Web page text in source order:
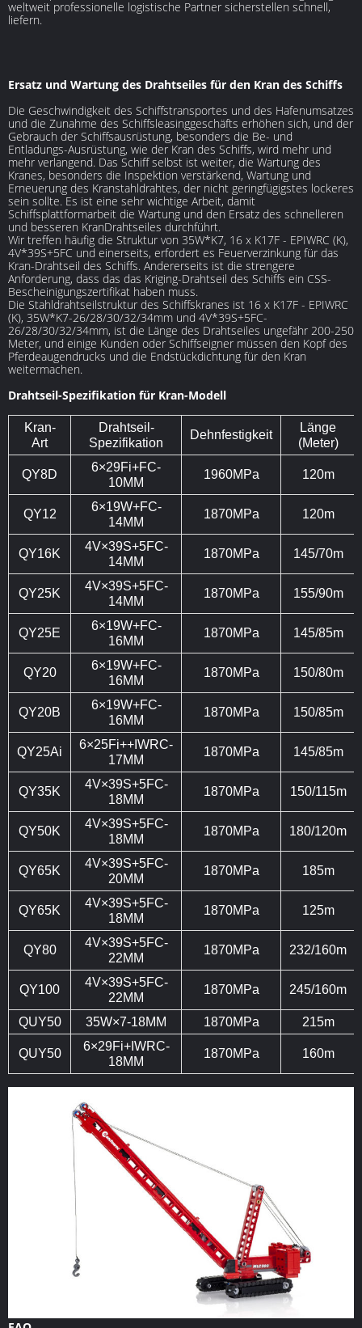
weltweit professionelle logistische Partner sicherstellen schnell,
liefern.
Ersatz und Wartung des Drahtseiles für den Kran des Schiffs
Die Geschwindigkeit des Schiffstransportes und des Hafenumsatzes
und die Zunahme des Schiffsleasinggeschäfts erhöhen sich, und der
Gebrauch der Schiffsausrüstung, besonders die Be- und
Entladungs-Ausrüstung, wie der Kran des Schiffs, wird mehr und
mehr verlangend. Das Schiff selbst ist weiter, die Wartung des
Kranes, besonders die Inspektion verstärkend, Wartung und
Erneuerung des Kranstahldrahtes, der nicht geringfügigstes lockeres
sein sollte. Es ist eine sehr wichtige Arbeit, damit
Schiffsplattformarbeit die Wartung und den Ersatz des schnelleren
und besseren KranDrahtseiles durchführt.
Wir treffen häufig die Struktur von 35W*K7, 16 x K17F - EPIWRC (K),
4V*39S+5FC und einerseits, erfordert es Feuerverzinkung für das
Kran-Drahtseil des Schiffs. Andererseits ist die strengere
Anforderung, dass das das Kriging-Drahtseil des Schiffs ein CSS-
Bescheinigungszertifikat haben muss.
Die Stahldrahtseilstruktur des Schiffskranes ist 16 x K17F - EPIWRC
(K), 35W*K7-26/28/30/32/34mm und 4V*39S+5FC-
26/28/30/32/34mm, ist die Länge des Drahtseiles ungefähr 200-250
Meter, und einige Kunden oder Schiffseigner müssen den Kopf des
Pferdeaugendrucks und die Endstückdichtung für den Kran
weitermachen.
Drahtseil-Spezifikation für Kran-Modell
Kran-
Art
Drahtseil-
Spezifikation
Dehnfestigkeit
Länge
(Meter)
QY8D
6×29Fi+FC-
10MM
1960MPa 120m
QY12
6×19W+FC-
14MM
1870MPa 120m
QY16K
4V×39S+5FC-
14MM
1870MPa 145/70m
QY25K
4V×39S+5FC-
14MM
1870MPa 155/90m
QY25E
6×19W+FC-
16MM
1870MPa 145/85m
QY20
6×19W+FC-
16MM
1870MPa 150/80m
QY20B
6×19W+FC-
16MM
1870MPa 150/85m
QY25Ai
6×25Fi++IWRC-
17MM
1870MPa 145/85m
QY35K
4V×39S+5FC-
18MM
1870MPa 150/115m
QY50K
4V×39S+5FC-
18MM
1870MPa 180/120m
QY65K
4V×39S+5FC-
20MM
1870MPa 185m
QY65K
4V×39S+5FC-
18MM
1870MPa 125m
QY80
4V×39S+5FC-
22MM
1870MPa 232/160m
QY100
4V×39S+5FC-
22MM
1870MPa 245/160m
QUY50 35W×7-18MM 1870MPa 215m
QUY50
6×29Fi+IWRC-
18MM
1870MPa 160m